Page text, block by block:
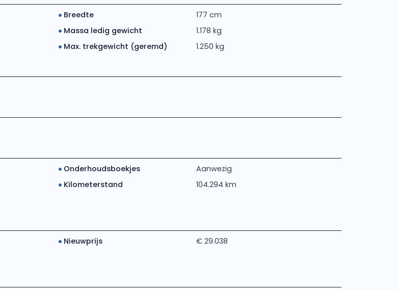
Breedte
177 cm
Massa ledig gewicht
1.178 kg
Max. trekgewicht (geremd) 1.250 kg
Onderhoudsboekjes
Aanwezig
Kilometerstand
104.294 km
Nieuwprijs
€ 29.038